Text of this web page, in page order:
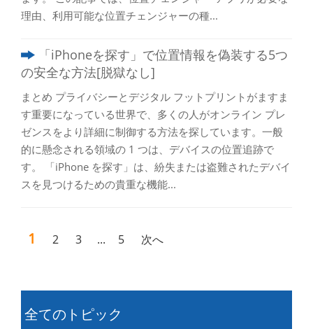
全てのトピック
理由、利用可能な位置チェンジャーの種...
「iPhoneを探す」で位置情報を偽装する5つ
の安全な方法[脱獄なし]
まとめ プライバシーとデジタル フットプリントがますま
す重要になっている世界で、多くの人がオンライン プレ
ゼンスをより詳細に制御する方法を探しています。一般
的に懸念される領域の 1 つは、デバイスの位置追跡で
す。 「iPhone を探す」は、紛失または盗難されたデバイ
スを見つけるための貴重な機能...
1 2 3 ... 5 次へ